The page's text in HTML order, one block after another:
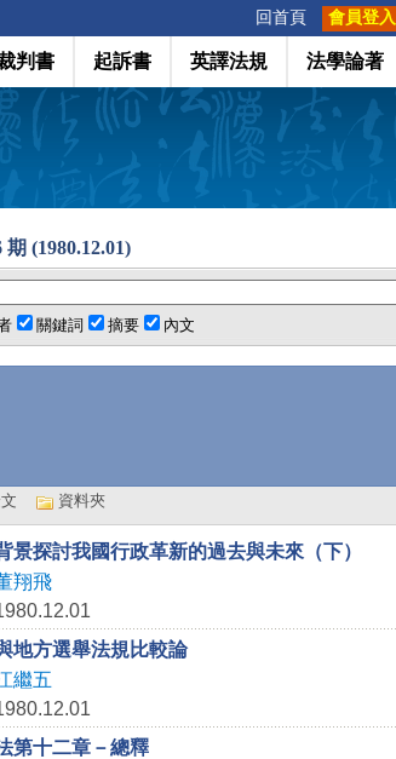
回首頁 會員登入
判書 起訴書 英譯法規 法學論著
(1980.12.01)
關鍵詞 摘要 內文
文 資料夾
景探討我國行政革新的過去與未來（下）
翔飛
地方選舉法規比較論
繼五
第十二章－總釋